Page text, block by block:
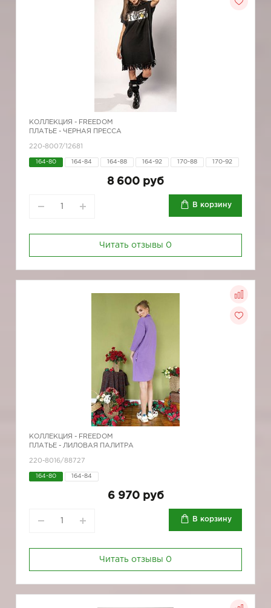
КОЛЛЕКЦИЯ - FREEDOM
ПЛАТЬЕ - ЧЕРНАЯ ПРЕССА
220-8007/12681
164-80 164-84 164-88 164-92 170-88 170-92
8 600 руб
В корзину
Читать отзывы 0
КОЛЛЕКЦИЯ - FREEDOM
ПЛАТЬЕ - ЛИЛОВАЯ ПАЛИТРА
220-8016/88727
164-80 164-84
6 970 руб
В корзину
Читать отзывы 0